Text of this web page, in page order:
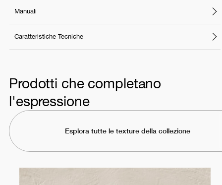
Manuali
Caratteristiche Tecniche
Prodotti che completano
l'espressione
Esplora tutte le texture della collezione